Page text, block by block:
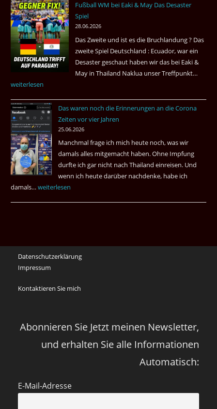
Venezuela
Fußball WM bei Eaki & May Das Desaster
Spiel
28.06.2026
Das Zweite und ist es die Bruchlandung ? Das
zweite Spiel Deutschland : Ecuador, war ein
Desaster geschaut haben wir das bei Eaki &
May in Thailand Naklua unser Treffpunkt…
bei
weiterlesen
Das waren noch die Erinnerungen an die Corona
Zeiten vor vier Jahren
25.06.2026
Manchmal frage ich mich heute noch, was wir
damals alles mitgemacht haben. Ohne Impfung
durfte ich gar nicht nach Thailand einreisen. Und
wenn ich heute darüber nachdenke, habe ich
damals…Das
an
die
Corona
Zeiten
weiterlesen
Datenschutzerklärung
Impressum
Kontaktieren Sie mich
Abonnieren Sie Jetzt meinen Newsletter,
und erhalten Sie alle Informationen
Automatisch:
E-Mail-Adresse